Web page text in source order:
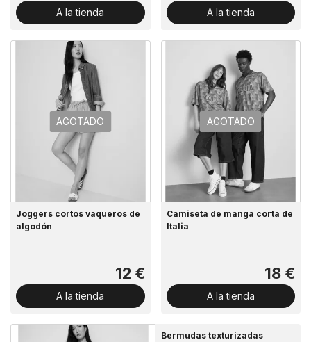
A la tienda A la tienda
AGOTADO
Joggers cortos vaqueros de
algodón
12 €
A la tienda
AGOTADO
Camiseta de manga corta de
Italia
18 €
A la tienda
Bermudas texturizadas